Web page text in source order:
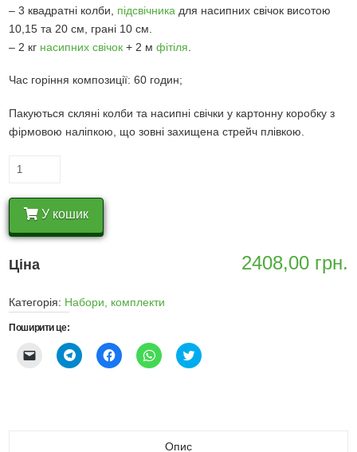
– 3 квадратні колби, підсвічника для насипних свічок висотою
10,15 та 20 см, грані 10 см.
– 2 кг насипних свічок + 2 мфітіля
Час горіння композиції: 60 годин;
Пакуються скляні колби та насипні свічки у картонну коробку з
фірмовою наліпкою, що зовні захищена стрейч плівкою.
Насипні
комплект
(3
10,15,20
кількість
У кошик
Ціна 2408,00 грн.
Категорія: Набори, комплекти
Поширити це:
Натисніть,
щоб
Натисніть
щоб
Натисніть
щоб
Натисніть
щоб
Натисніть,
щоби
Опис